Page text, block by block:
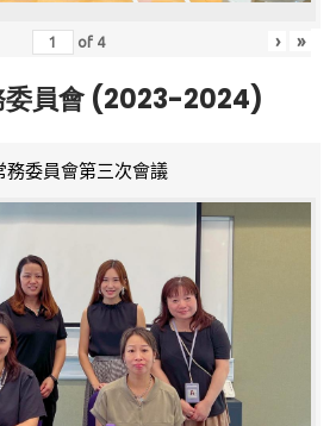
of 4 › »
委員會 (2023-2024)
務委員會第三次會議